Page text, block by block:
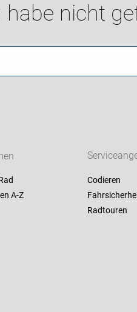
habe nicht
A-Z
Codieren
Radtouren